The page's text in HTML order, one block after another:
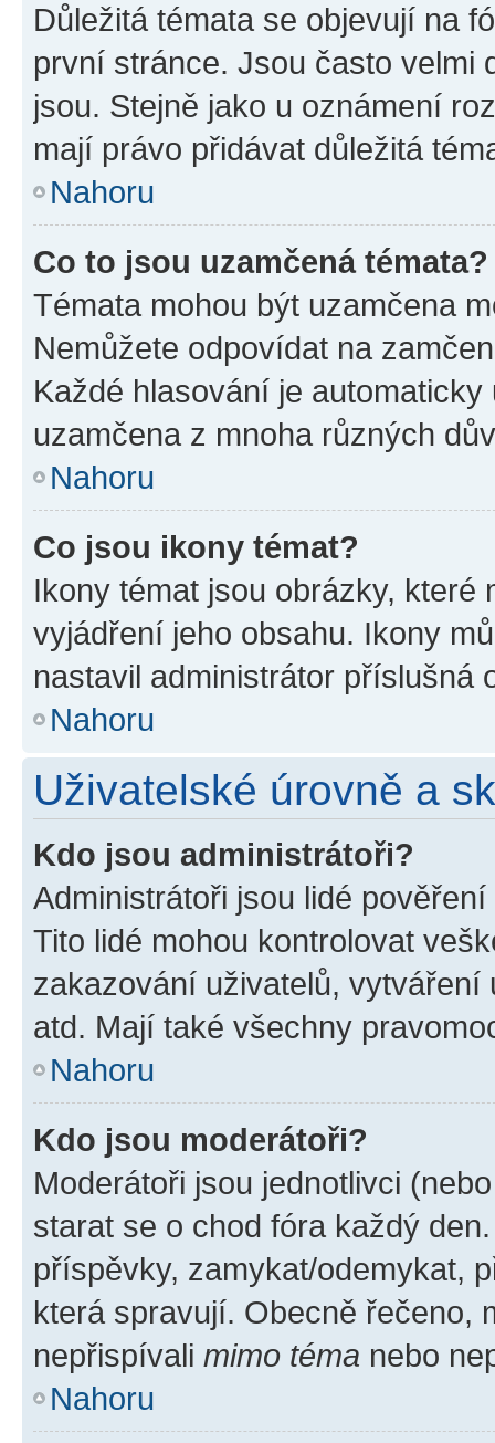
Důležitá témata se objevují na
první stránce. Jsou často velmi
jsou. Stejně jako u oznámení
mají právo přidávat důležitá
Nahoru
Co to jsou uzamčená témata?
Témata mohou být uzamčena
Nemůžete odpovídat na
Každé hlasování je
uzamčena z mnoha různých
Nahoru
Co jsou ikony témat?
Ikony témat jsou obrázky,
vyjádření jeho obsahu. Ikony
nastavil administrátor příslušná
Nahoru
Uživatelské úrovně a
Kdo jsou administrátoři?
Administrátoři jsou lidé
Tito lidé mohou kontrolovat
zakazování uživatelů,
atd. Mají také všechny
Nahoru
Kdo jsou moderátoři?
Moderátoři jsou jednotlivci
starat se o chod fóra každý
příspěvky, zamykat/odemykat,
která spravují. Obecně řečeno,
nepřispívali mimo téma nebo
Nahoru